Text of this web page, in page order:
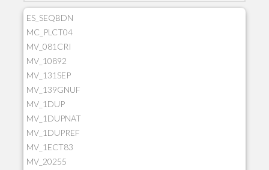
ES_SEQBDN
MC_PLCT04
MV_081CRI
MV_10892
MV_131SEP
MV_139GNUF
MV_1DUP
MV_1DUPNAT
MV_1DUPREF
MV_1ECT83
MV_20255